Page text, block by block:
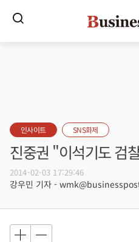
인사이트 SNS화제
진중권 "이석기도 검
2014-02-03 17:29:46
강우민 기자 -